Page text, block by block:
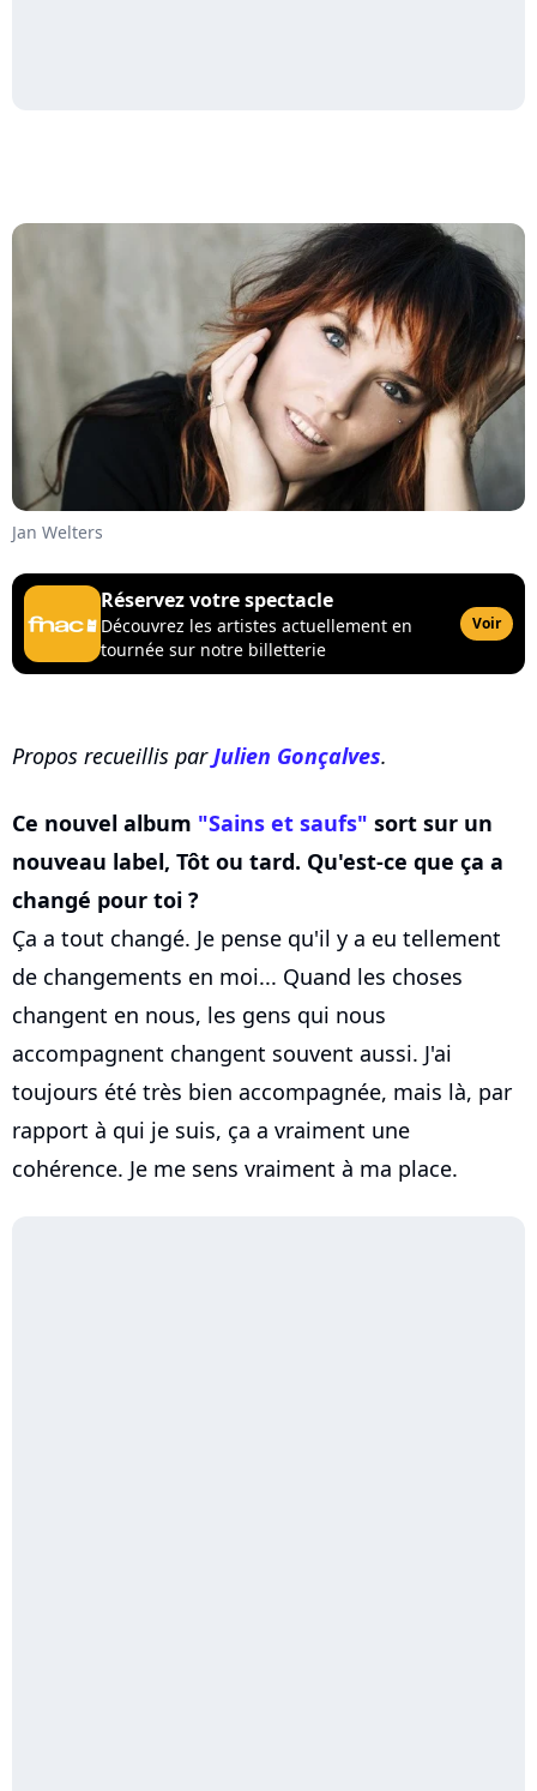
Jan Welters
Réservez votre spectacle
Découvrez les artistes actuellement en
tournée sur notre billetterie
Voir
Propos recueillis parJulien Gonçalves.
Ce nouvel album "Sains et saufs" sort sur un
nouveau label, Tôt ou tard. Qu'est-ce que ça a
changé pour toi ?
Ça a tout changé. Je pense qu'il y a eu tellement
de changements en moi... Quand les choses
changent en nous, les gens qui nous
accompagnent changent souvent aussi. J'ai
toujours été très bien accompagnée, mais là, par
rapport à qui je suis, ça a vraiment une
cohérence. Je me sens vraiment à ma place.